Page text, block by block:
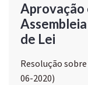
Aprovação
de Lei
Resolução
06-2020)